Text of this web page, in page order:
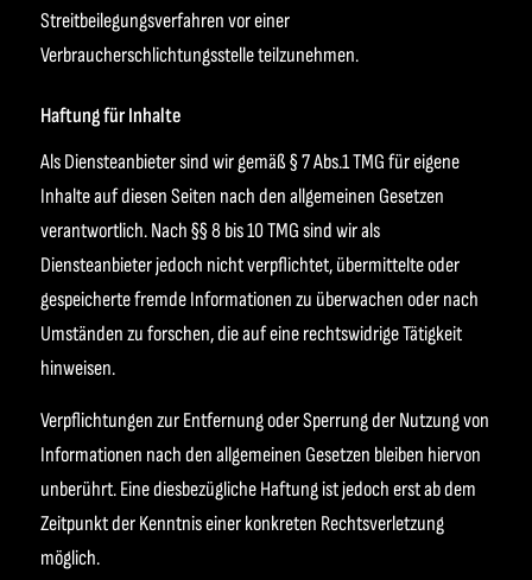
Streitbeilegungsverfahren vor einer
Verbraucherschlichtungsstelle teilzunehmen.
Haftung für Inhalte
Als Diensteanbieter sind wir gemäß § 7 Abs.1 TMG für eigene
Inhalte auf diesen Seiten nach den allgemeinen Gesetzen
verantwortlich. Nach §§ 8 bis 10 TMG sind wir als
Diensteanbieter jedoch nicht verpflichtet, übermittelte oder
gespeicherte fremde Informationen zu überwachen oder nach
Umständen zu forschen, die auf eine rechtswidrige Tätigkeit
hinweisen.
Verpflichtungen zur Entfernung oder Sperrung der Nutzung von
Informationen nach den allgemeinen Gesetzen bleiben hiervon
unberührt. Eine diesbezügliche Haftung ist jedoch erst ab dem
Zeitpunkt der Kenntnis einer konkreten Rechtsverletzung
möglich.